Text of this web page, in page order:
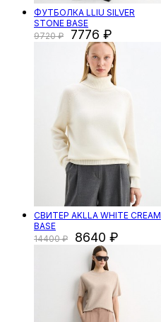
ФУТБОЛКА LLIU SILVER
STONE BASE
9720
7776
СВИТЕР AKLLA WHITE CREAM
BASE
14400
8640